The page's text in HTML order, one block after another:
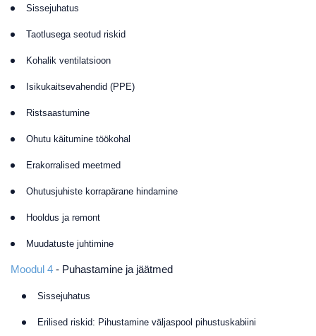
Sissejuhatus
Taotlusega seotud riskid
Kohalik ventilatsioon
Isikukaitsevahendid (PPE)
Ristsaastumine
Ohutu käitumine töökohal
Erakorralised meetmed
Ohutusjuhiste korrapärane hindamine
Hooldus ja remont
Muudatuste juhtimine
Moodul 4 - Puhastamine ja jäätmed
Sissejuhatus
Erilised riskid: Pihustamine väljaspool pihustuskabiini